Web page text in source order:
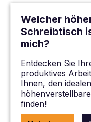
Welcher
Schreibtisch
mich?
Entdecken Sie
produktives
Ihnen, den
finden!